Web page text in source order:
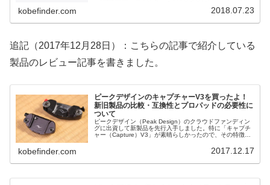
kobefinder.com 2018.07.23
追記（2017年12月28日）：こちらの記事で紹介している
製品のレビュー記事を書きました。
ピークデザインのキャプチャーV3を買ったよ！
新旧製品の比較・互換性とプロパッドの必要性に
ついて
ピークデザイン（Peak Design）のクラウドファンディン
グに出資して新製品を先行入手しました。特に「キャプチ
ャー（Capture）V3」が素晴らしかったので、その特徴と
kobefinder.com 2017.12.17